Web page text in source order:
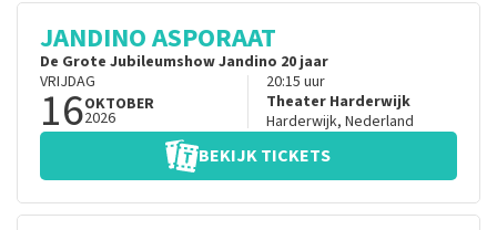
JANDINO ASPORAAT
De Grote Jubileumshow Jandino 20 jaar
VRIJDAG
16OKTOBER
2026
20:15 uur
Theater Harderwijk
Harderwijk, Nederland
BEKIJK TICKETS